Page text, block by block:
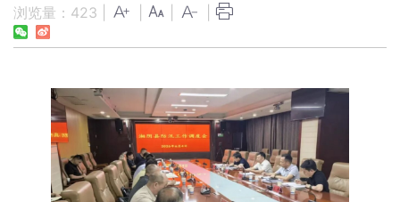
浏览量： 423